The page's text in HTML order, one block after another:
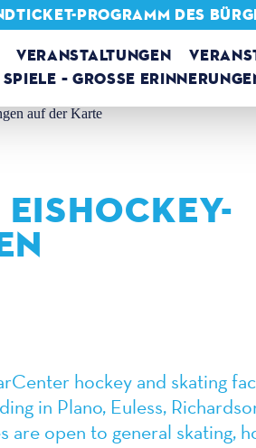
VERANSTALTUNGEN
– GROSSE ERINNERUNGEN
PROGRAMM DES
hockey and skating
in Plano, Euless,
are open to general skating,